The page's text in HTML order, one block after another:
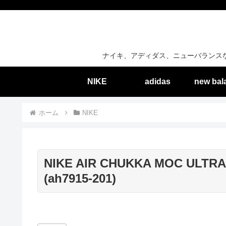
ナイキ、アディダス、ニューバラン
NIKE adidas new
ホーム NIKE
NIKE AIR CHUKKA MOC
(ah7915-201)